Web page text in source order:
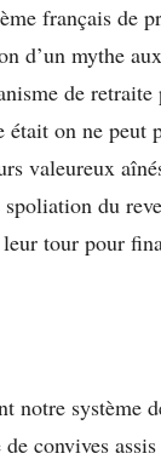
français de
d’un mythe
de
on ne peut
valeureux
du
tour pour
notre système
convives